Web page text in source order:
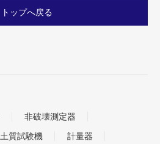
トップへ戻る
非破壊測定器
土質試験機
計量器